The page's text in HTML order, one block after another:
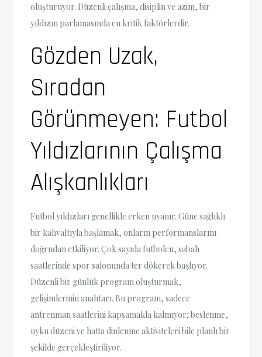
oluşturuyor. Düzenli çalışma, disiplin ve azim, bir
yıldızın parlamasında en kritik faktörlerdir.
Gözden Uzak,
Sıradan
Görünmeyen: Futbol
Yıldızlarının Çalışma
Alışkanlıkları
Futbol yıldızları genellikle erken uyanır. Güne sağlıklı
bir kahvaltıyla başlamak, onların performanslarını
doğrudan etkiliyor. Çok sayıda futbolcu, sabah
saatlerinde spor salonunda ter dökerek başlıyor.
Düzenli bir günlük program oluşturmak,
gelişimlerinin anahtarı. Bu program, sadece
antrenman saatlerini kapsamakla kalmıyor; beslenme,
uyku düzeni ve hatta dinlenme aktiviteleri bile planlı bir
şekilde gerçekleştiriliyor.